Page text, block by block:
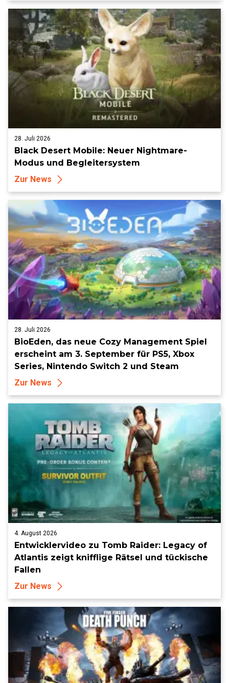
28. Juli 2026
Black Desert Mobile: Neuer Nightmare-
Modus und Begleitersystem
Zur News
28. Juli 2026
BioEden, das neue Cozy Management Spiel
erscheint am 3. September für PS5, Xbox
Series, Nintendo Switch 2 und Steam
Zur News
4. August 2026
Entwicklervideo zu Tomb Raider: Legacy of
Atlantis zeigt knifflige Rätsel und tückische
Fallen
Zur News